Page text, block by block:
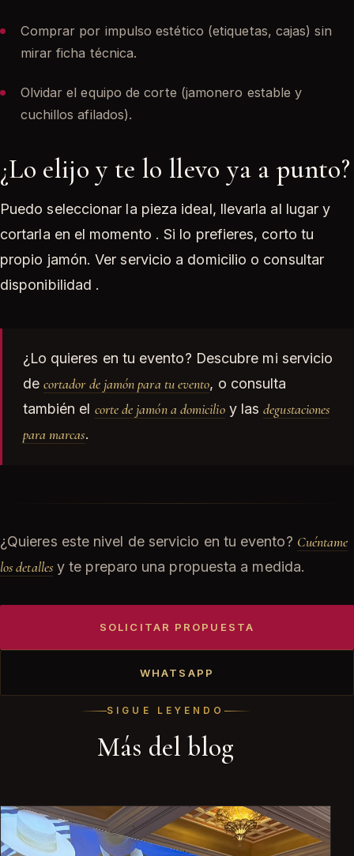
Comprar por impulso estético (etiquetas, cajas) sin
mirar ficha técnica.
Olvidar el equipo de corte (jamonero estable y
cuchillos afilados).
¿Lo elijo y te lo llevo ya a punto?
Puedo seleccionar la pieza ideal, llevarla al lugar y
cortarla en el momento . Si lo prefieres, corto tu
propio jamón. Ver servicio a domicilio o consultar
disponibilidad .
¿Lo quieres en tu evento? Descubre mi servicio
de cortador de jamón para tu evento, o consulta
también el corte de jamón a domicilioy lasdegustaciones
para marcas.
¿Quieres este nivel de servicio en tu evento? Cuéntame
los detallesy te preparo una propuesta a medida.
SOLICITAR PROPUESTA
WHATSAPP
SIGUE LEYENDO
Más del blog